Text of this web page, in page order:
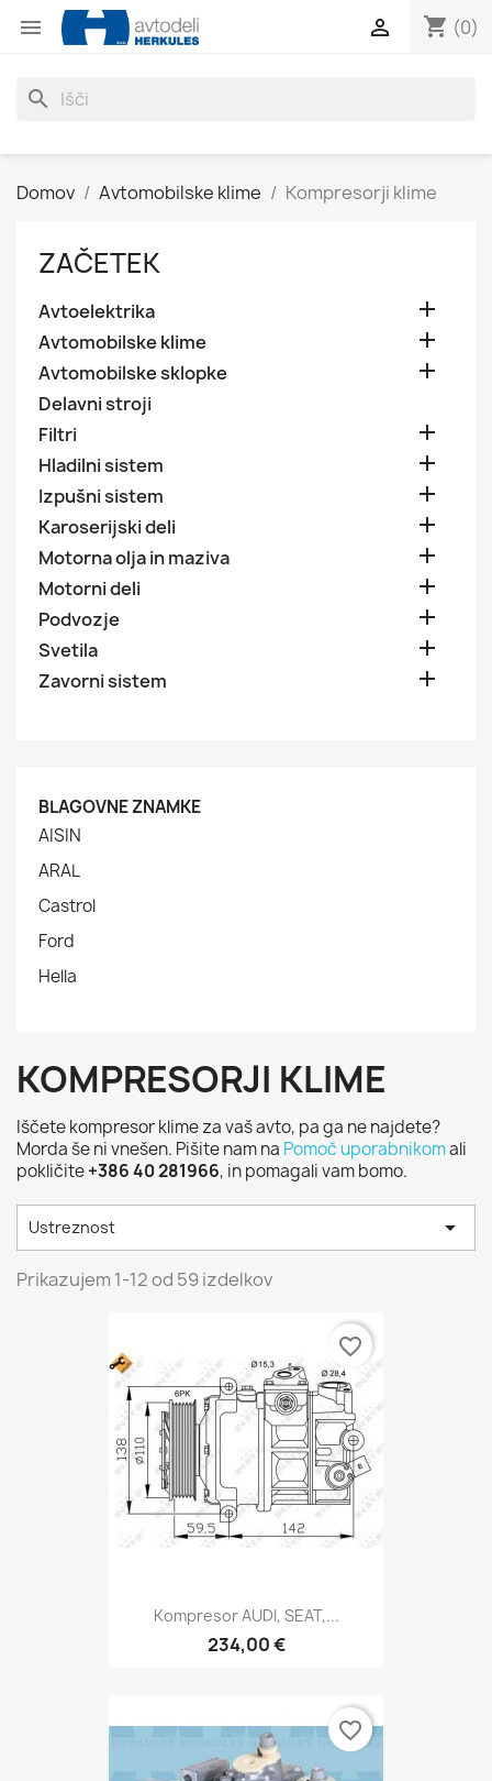
 shopping_cart (0)

search
Domov Avtomobilske klime Kompresorji klime
ZAČETEK
Avtoelektrika 
Avtomobilske klime 
Avtomobilske sklopke 
Delavni stroji
Filtri

Hladilni sistem 
Izpušni sistem 
Karoserijski deli 
Motorna olja in maziva 
Motorni deli 
Podvozje 
Svetila 
Zavorni sistem 
BLAGOVNE ZNAMKE
AISIN
ARAL
Castrol
Ford
Hella
KOMPRESORJI KLIME
Iščete kompresor klime za vaš avto, pa ga ne najdete?
Morda še ni vnešen. Pišite nam na Pomoč uporabnikomali
pokličite+386 40 281966, in pomagali vam bomo.
Ustreznost 
Prikazujem 1-12 od 59 izdelkov
Kompresor AUDI, SEAT,...
234,00 €
favorite_border
favorite_border